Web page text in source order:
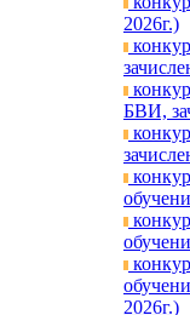
2026г.)
БВИ,
2026г.)